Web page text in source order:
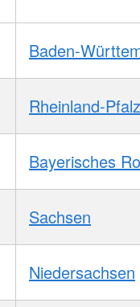
Baden-
Rheinland-Pfalz
Bayerisches
Sachsen
Niedersachsen